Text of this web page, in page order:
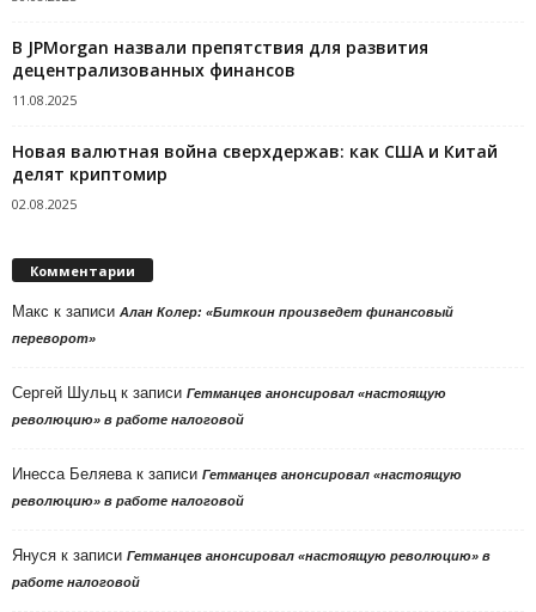
В JPMorgan назвали препятствия для развития
децентрализованных финансов
11.08.2025
Новая валютная война сверхдержав: как США и Китай
делят криптомир
02.08.2025
Комментарии
Макс к записи Алан Колер: «Биткоин произведет финансовый
переворот»
Сергей Шульц к записи Гетманцев анонсировал «настоящую
революцию» в работе налоговой
Инесса Беляева к записи Гетманцев анонсировал «настоящую
революцию» в работе налоговой
Януся к записи Гетманцев анонсировал «настоящую революцию» в
работе налоговой